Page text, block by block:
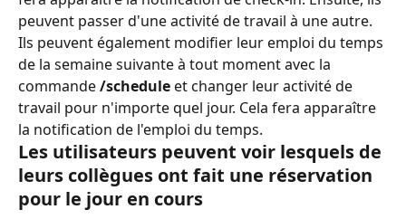
peuvent passer d'une activité de travail à une autre.
Ils peuvent également modifier leur emploi du temps
de la semaine suivante à tout moment avec la
commande /schedule et changer leur activité de
travail pour n'importe quel jour. Cela fera apparaître
la notification de l'emploi du temps.
Les utilisateurs peuvent voir lesquels de
leurs collègues ont fait une réservation
pour le jour en cours